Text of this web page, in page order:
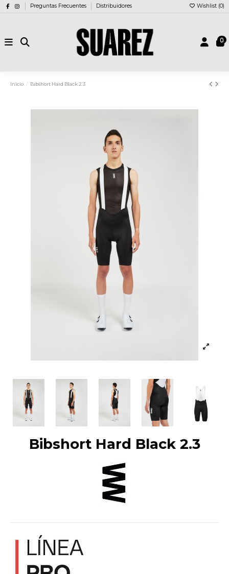
Preguntas Frecuentes Distribuidores Wishlist (0)
0
Inicio Bibshort Hard Black 2.3
Bibshort Hard Black 2.3